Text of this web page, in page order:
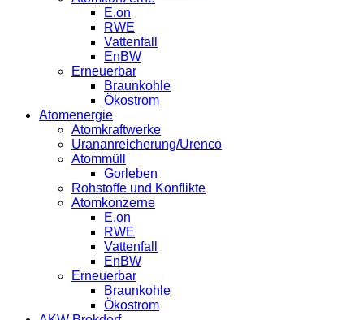
E.on
RWE
Vattenfall
EnBW
Erneuerbar
Braunkohle
Ökostrom
Atomenergie
Atomkraftwerke
Urananreicherung/Urenco
Atommüll
Gorleben
Rohstoffe und Konflikte
Atomkonzerne
E.on
RWE
Vattenfall
EnBW
Erneuerbar
Braunkohle
Ökostrom